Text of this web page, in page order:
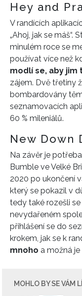
INFORMACE
REDAKCE
Hey and
V randících
„Ahoj, jak se máš“.
minulém roce se
používat více než
modlí se, aby jim
zájem. Dvě třetiny
bombardovány
seznamovacích
60 % mileniálů.
New Down
Na závěr je
Bumble ve Velké
2020 po ukončení
který se pokazil v
tedy také rozešli
nevydařeném
přihlášení se do
krokem, jak se k
mnoho a možná je
MOHLO BY SE VÁM